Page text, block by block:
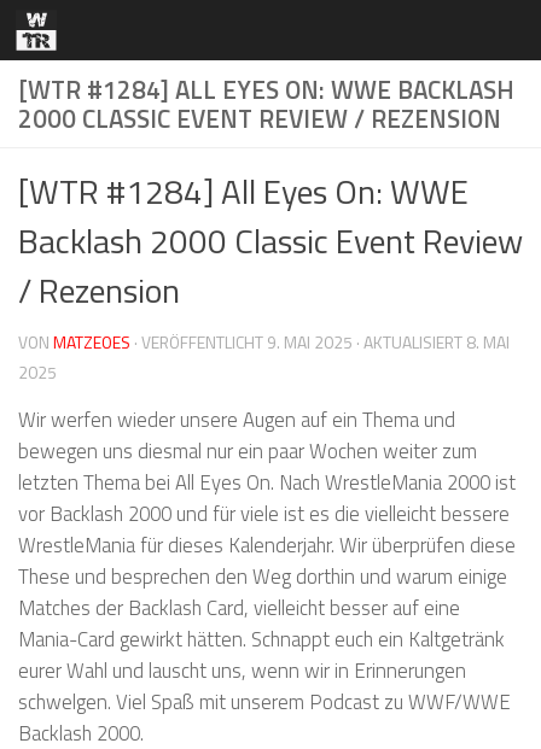
Zum Inhalt springen
[WTR #1284] ALL EYES ON: WWE BACKLASH
2000 CLASSIC EVENT REVIEW / REZENSION
[WTR #1284] All Eyes On: WWE
Backlash 2000 Classic Event Review
/ Rezension
VONMATZEOES · VERÖFFENTLICHT9. MAI 2025 · AKTUALISIERT8. MAI
2025
Wir werfen wieder unsere Augen auf ein Thema und
bewegen uns diesmal nur ein paar Wochen weiter zum
letzten Thema bei All Eyes On. Nach WrestleMania 2000 ist
vor Backlash 2000 und für viele ist es die vielleicht bessere
WrestleMania für dieses Kalenderjahr. Wir überprüfen diese
These und besprechen den Weg dorthin und warum einige
Matches der Backlash Card, vielleicht besser auf eine
Mania-Card gewirkt hätten. Schnappt euch ein Kaltgetränk
eurer Wahl und lauscht uns, wenn wir in Erinnerungen
schwelgen. Viel Spaß mit unserem Podcast zu WWF/WWE
Backlash 2000.